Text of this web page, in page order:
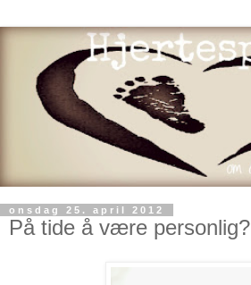
onsdag 25. april 2012
På tide å være personlig?